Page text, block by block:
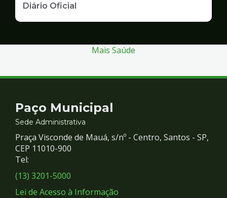
Diário Oficial
Mais Saúde
Contato
e
Redes
Sociais
Paço Municipal
Sede Administrativa
Praça Visconde de Mauá, s/nº - Centro, Santos - SP,
CEP 11010-900
Tel:
(13) 3201-5000
Lei de Acesso à Informação